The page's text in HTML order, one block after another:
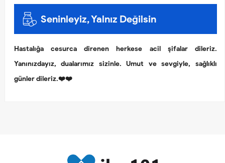
Seninleyiz, Yalnız Değilsin
Hastalığa cesurca direnen herkese acil şifalar dileriz.
Yanınızdayız, dualarımız sizinle. Umut ve sevgiyle, sağlıklı
günler dileriz.❤️❤️